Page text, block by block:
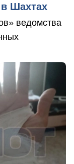
Шахтах
ведомства